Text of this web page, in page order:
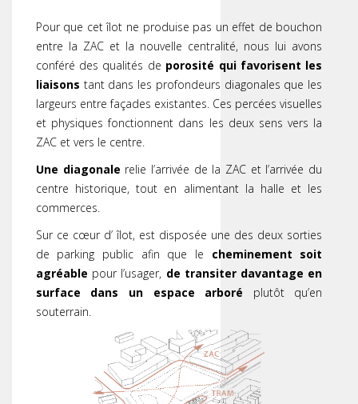
Pour que cet îlot ne produise pas un effet de bouchon
entre la ZAC et la nouvelle centralité, nous lui avons
conféré des qualités de porosité qui favorisent les
liaisons tant dans les profondeurs diagonales que les
largeurs entre façades existantes. Ces percées visuelles
et physiques fonctionnent dans les deux sens vers la
ZAC et vers le centre.
Une diagonale relie l’arrivée de la ZAC et l’arrivée du
centre historique, tout en alimentant la halle et les
commerces.
Sur ce cœur d’ îlot, est disposée une des deux sorties
de parking public afin que le cheminement soit
agréable pour l’usager, de transiter davantage en
surface dans un espace arboré plutôt qu’en
souterrain.